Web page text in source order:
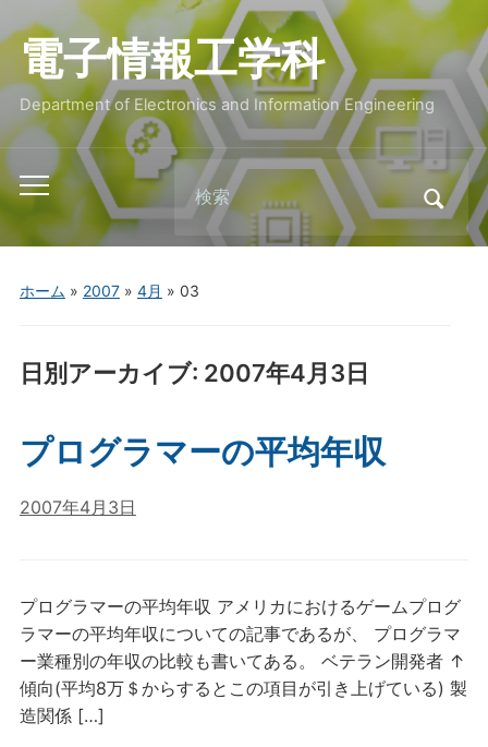
電子情報工学科
Department of Electronics and Information Engineering
Toggle
mobile
menu
Search
for:
ホーム » 2007» 4月 » 03
日別アーカイブ: 2007年4月3日
プログラマーの平均年収
2007年4月3日
プログラマーの平均年収 アメリカにおけるゲームプログ
ラマーの平均年収についての記事であるが、 プログラマ
ー業種別の年収の比較も書いてある。 ベテラン開発者 ↑
傾向(平均8万＄からするとこの項目が引き上げている) 製
造関係 […]